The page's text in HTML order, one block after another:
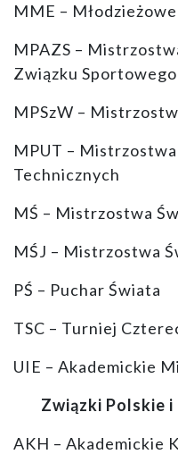
MME –
MPAZS –
Związku Sportowego
MPSzW –
MPUT –
Technicznych
MŚ – Mistrzostwa
MŚJ – Mistrzostwa
PŚ – Puchar Świata
TSC – Turniej
UIE – Akademickie
Związki Polskie
AKH – Akademickie